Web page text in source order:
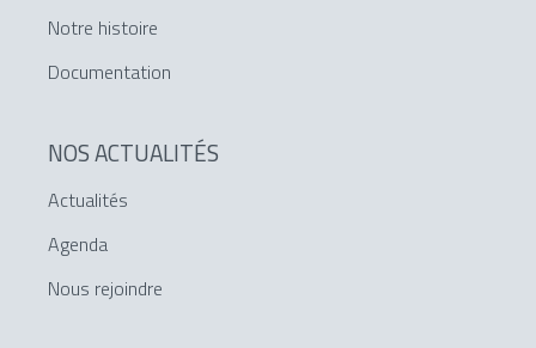
Notre histoire
Documentation
NOS ACTUALITÉS
Actualités
Agenda
Nous rejoindre